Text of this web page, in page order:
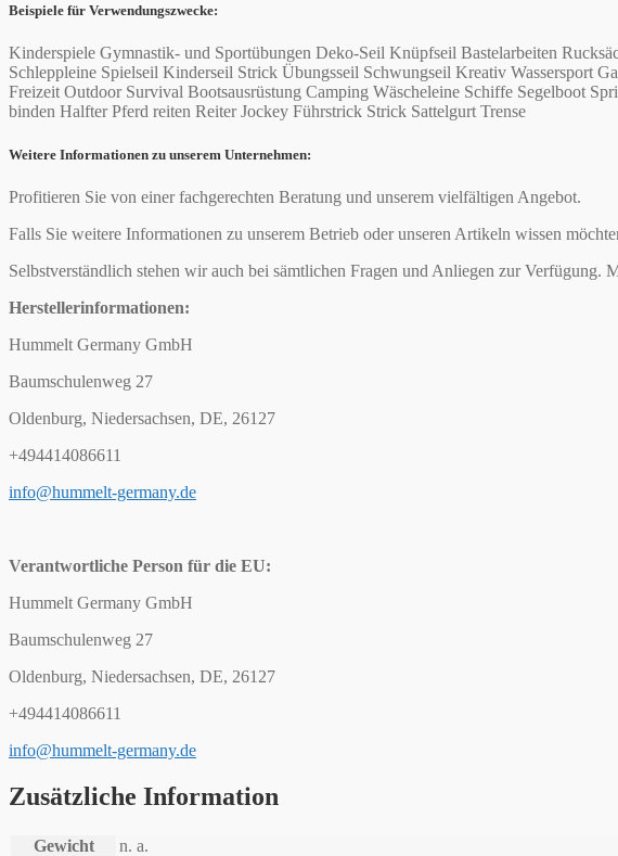
Beispiele für Verwendungszwecke:
Kinderspiele Gymnastik- und Sportübungen Deko-Seil Knüpfseil Bastelarbeiten
Schleppleine Spielseil Kinderseil Strick Übungsseil Schwungseil Kreativ Wassersport
Freizeit Outdoor Survival Bootsausrüstung Camping Wäscheleine Schiffe Segelboot
binden Halfter Pferd reiten Reiter Jockey Führstrick Strick Sattelgurt Trense
Weitere Informationen zu unserem Unternehmen:
Profitieren Sie von einer fachgerechten Beratung und unserem vielfältigen Angebot.
Falls Sie weitere Informationen zu unserem Betrieb oder unseren Artikeln wissen
Selbstverständlich stehen wir auch bei sämtlichen Fragen und Anliegen zur Verfügung.
Herstellerinformationen:
Hummelt Germany GmbH
Baumschulenweg 27
Oldenburg, Niedersachsen, DE, 26127
+494414086611
info@hummelt-germany.de
Verantwortliche Person für die EU:
Hummelt Germany GmbH
Baumschulenweg 27
Oldenburg, Niedersachsen, DE, 26127
+494414086611
info@hummelt-germany.de
Zusätzliche Information
Gewicht
n. a.